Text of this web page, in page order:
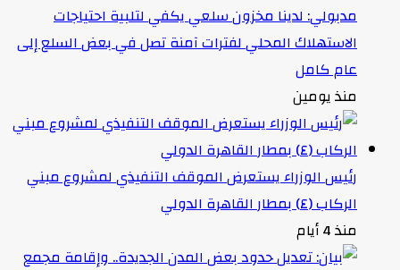
مدبولي: لدينا مخزون سلعي يكفي لتلبية احتياجات
الاستهلاك المحلي لفترات آمنة تصل في بعض السلع إلى
عام كامل
منذ يومين
رئيس الوزراء يستعرض الموقف التنفيذي لمشروع مبني
الركاب (٤) بمطار القاهرة الدولي
منذ 4 أيام